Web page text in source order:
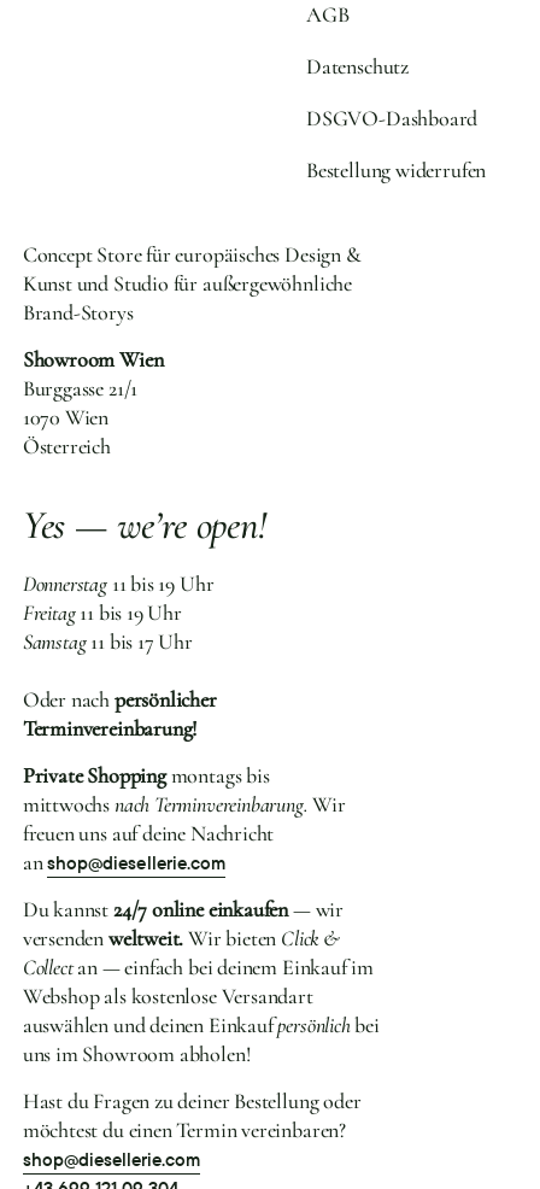
AGB
Datenschutz
DSGVO-Dashboard
Bestellung widerrufen
Concept Store für europäisches Design &
Kunst und Studio für außergewöhnliche
Brand-Storys
Showroom Wien
Burggasse 21/1
1070 Wien
Österreich
Yes — we’re open!
Donnerstag11 bis 19 Uhr
Freitag11 bis 19 Uhr
Samstag11 bis 17 Uhr
Oder nachpersönlicher
Terminvereinbarung!
Private Shoppingmontags bis
mittwochsnach Terminvereinbarung. Wir
freuen uns auf deine Nachricht
anshop@diesellerie.com
Du kannst24/7 online einkaufen— wir
versendenweltweit.Wir bieten Click &
Collectan — einfach bei deinem Einkauf im
Webshop als kostenlose Versandart
auswählen und deinen Einkaufpersönlichbei
uns im Showroom abholen!
Hast du Fragen zu deiner Bestellung oder
möchtest du einen Termin vereinbaren?
shop@diesellerie.com